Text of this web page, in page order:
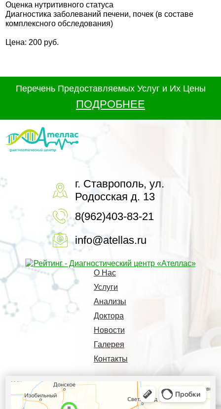
Оценка нутритивного статуса
Диагностика заболеваний печени, почек (в составе
комплексного обследования)
Цена: 200 руб.
Перечень Предоставляемых Услуг и Их Цены
ПОДРОБНЕЕ
г. Ставрополь, ул.
Родосская д. 13
8(962)403-83-21
info@atellas.ru
О Нас
Услуги
Анализы
Доктора
Новости
Галерея
Контакты